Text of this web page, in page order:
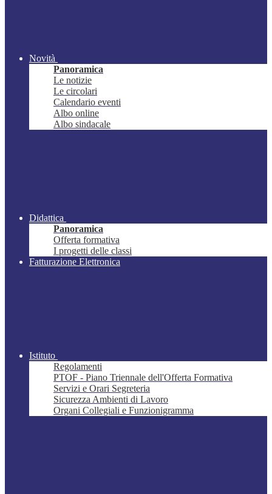
Novità
Panoramica
Le notizie
Le circolari
Calendario eventi
Albo online
Albo sindacale
Didattica
Panoramica
Offerta formativa
I progetti delle classi
Fatturazione Elettronica
Istituto
Regolamenti
PTOF - Piano Triennale dell'Offerta Formativa
Servizi e Orari Segreteria
Sicurezza Ambienti di Lavoro
Organi Collegiali e Funzionigramma